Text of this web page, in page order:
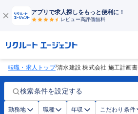
アプリで求人探しをもっと便利に！
レビュー高評価無料
転職・求人トップ/清水建設 株式会社 施工計画書
検索条件を設定する
勤務地 職種 年収 こだわり条件